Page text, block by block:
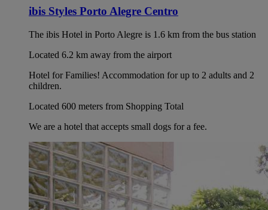
ibis Styles Porto Alegre Centro
The ibis Hotel in Porto Alegre is 1.6 km from the bus station
Located 6.2 km away from the airport
Hotel for Families! Accommodation for up to 2 adults and 2
children.
Located 600 meters from Shopping Total
We are a hotel that accepts small dogs for a fee.